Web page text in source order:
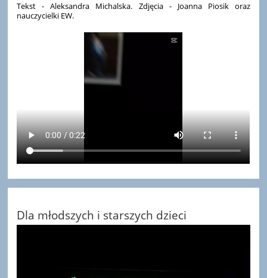
Tekst - Aleksandra Michalska. Zdjęcia - Joanna Piosik oraz
nauczycielki EW.
Dla młodszych i starszych dzieci